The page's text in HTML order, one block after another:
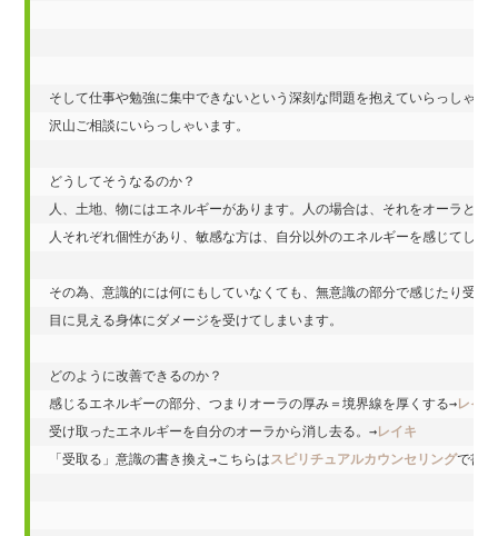
そして仕事や勉強に集中できないという深刻な問題を抱えていらっしゃる
沢山ご相談にいらっしゃいます。
どうしてそうなるのか？
人、土地、物にはエネルギーがあります。人の場合は、それをオーラと言
人それぞれ個性があり、敏感な方は、自分以外のエネルギーを感じてし
その為、意識的には何にもしていなくても、無意識の部分で感じたり受け
目に見える身体にダメージを受けてしまいます。
どのように改善できるのか？
感じるエネルギーの部分、つまりオーラの厚み＝境界線を厚くする→レイキ
受け取ったエネルギーを自分のオーラから消し去る。→レイキ
「受取る」意識の書き換え→こちらはスピリチュアルカウンセリングで書